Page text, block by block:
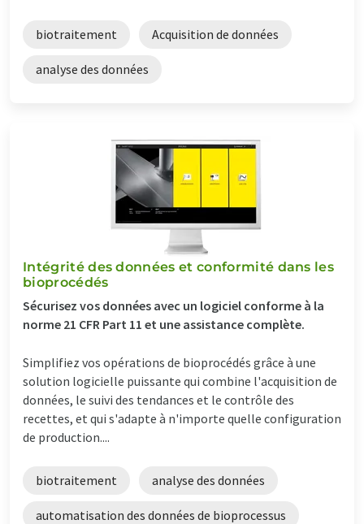
biotraitement Acquisition de données
analyse des données
Intégrité des données et conformité dans les
bioprocédés
Sécurisez vos données avec un logiciel conforme à la
norme 21 CFR Part 11 et une assistance complète.
Simplifiez vos opérations de bioprocédés grâce à une
solution logicielle puissante qui combine l'acquisition de
données, le suivi des tendances et le contrôle des
recettes, et qui s'adapte à n'importe quelle configuration
de production....
biotraitement analyse des données
automatisation des données de bioprocessus